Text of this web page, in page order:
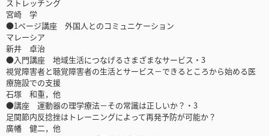
ストレッチング
宮崎 学
●1ページ講座 外国人とのコミュニケーション
マレーシア
新井 卓治
●入門講座 地域生活につなげるさまざまなサービス・3
視覚障害者と聴覚障害者の生活とサービス－できるところから始める医
療施設での支援
石塚 和重，他
●講座 運動器の理学療法－その常識は正しいか？・3
足関節内反捻挫はトレーニングによって再発予防が可能か？
廣幡 健二，他